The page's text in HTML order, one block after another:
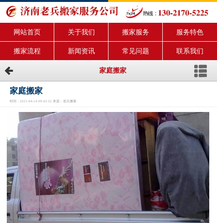
网站首页 关于我们 搬家服务 服务特色
搬家流程 新闻资讯 常见问题 联系我们
家庭搬家
家庭搬家
时间：2021-04-14 09:43:32 来源：老兵搬家